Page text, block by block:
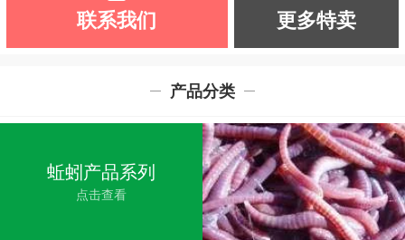
联系我们 更多特卖
产品分类
蚯蚓产品系列
点击查看